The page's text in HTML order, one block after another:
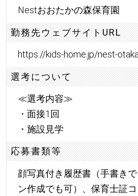
Nestおおたかの森保育園
勤務先ウェブサイトURL
https://kids-home.jp/nest-
選考について
≪選考内容≫
・面接1回
・施設見学
応募書類等
顔写真付き履歴書（手書き
ン作成でも可）、保育士証